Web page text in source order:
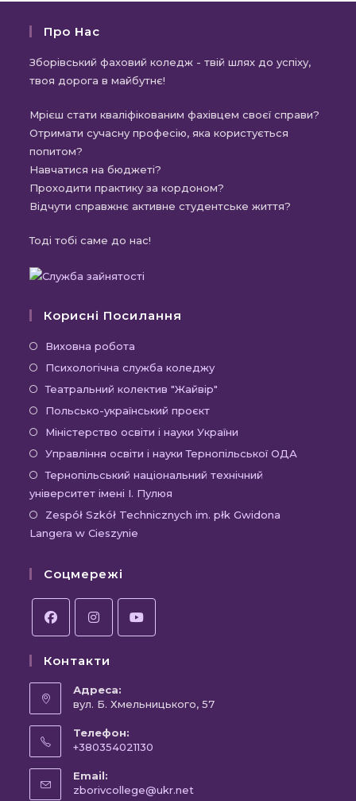
Про Нас
Зборівський фаховий коледж - твій шлях до успіху,
твоя дорога в майбутнє!
Мрієш стати кваліфікованим фахівцем своєї справи?
Отримати сучасну професію, яка користується
попитом?
Навчатися на бюджеті?
Проходити практику за кордоном?
Відчути справжнє активне студентське життя?
Тоді тобі саме до нас!
Корисні Посилання
Виховна робота
в
новій
вкладці
Психологічна служба коледжуВідкриється
в
вкладці
Театральний колектив "Жайвір"
новій
вкладці
Польсько-український проєктВідкриється
в
новій
вкладці
Міністерство освіти і науки України
в
новій
Управління освіти і науки Тернопільської ОДА
Тернопільський національний технічний
університет імені І. Пулюя
Zespół Szkół Technicznych im. płk Gwidona
Langera w Cieszynie
Соцмережі
в
новій
вкладці
в
новій
вкладцівкладці
Контакти
Адреса:
вул. Б. Хмельницького, 57
Телефон:
+380354021130
у
Email:
zborivcollege@ukr.net